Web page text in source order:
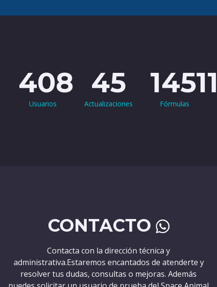
408
Usuarios
45
Actualizaciones Fórmulas
CONTACTO
Contacta con la dirección técnica y
administrativa.Estaremos encantados de atenderte y
resolver tus dudas, consultas o mejoras. Además